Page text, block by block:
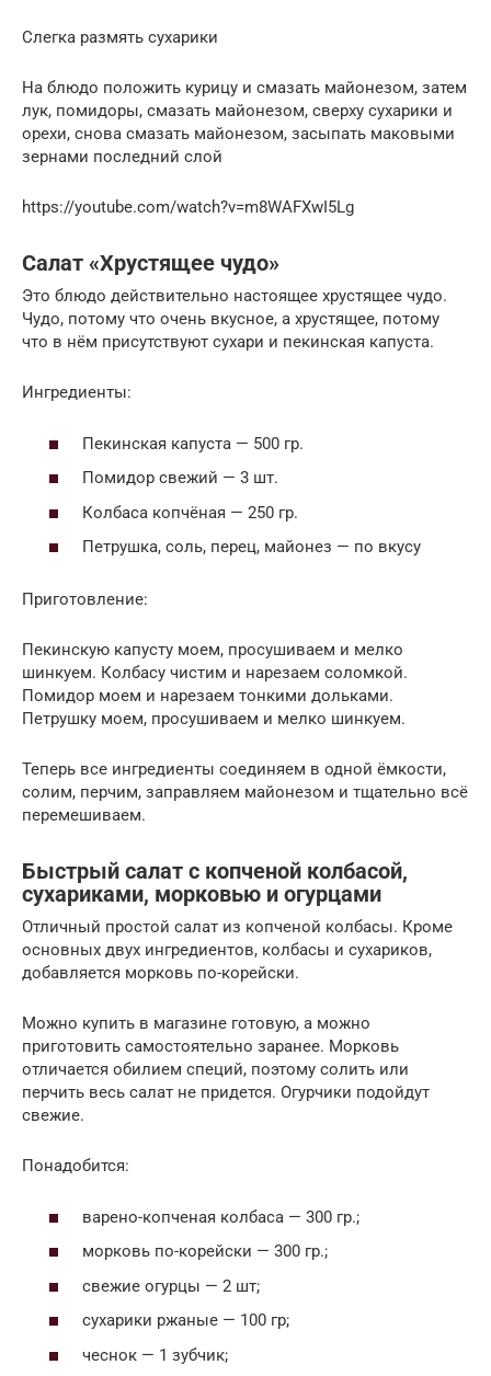
Слегка размять сухарики
На блюдо положить курицу и смазать майонезом, затем
лук, помидоры, смазать майонезом, сверху сухарики и
орехи, снова смазать майонезом, засыпать маковыми
зернами последний слой
https://youtube.com/watch?v=m8WAFXwI5Lg
Салат «Хрустящее чудо»
Это блюдо действительно настоящее хрустящее чудо.
Чудо, потому что очень вкусное, а хрустящее, потому
что в нём присутствуют сухари и пекинская капуста.
Ингредиенты:
Пекинская капуста — 500 гр.
Помидор свежий — 3 шт.
Колбаса копчёная — 250 гр.
Петрушка, соль, перец, майонез — по вкусу
Приготовление:
Пекинскую капусту моем, просушиваем и мелко
шинкуем. Колбасу чистим и нарезаем соломкой.
Помидор моем и нарезаем тонкими дольками.
Петрушку моем, просушиваем и мелко шинкуем.
Теперь все ингредиенты соединяем в одной ёмкости,
солим, перчим, заправляем майонезом и тщательно всё
перемешиваем.
Быстрый салат с копченой колбасой,
сухариками, морковью и огурцами
Отличный простой салат из копченой колбасы. Кроме
основных двух ингредиентов, колбасы и сухариков,
добавляется морковь по-корейски.
Можно купить в магазине готовую, а можно
приготовить самостоятельно заранее. Морковь
отличается обилием специй, поэтому солить или
перчить весь салат не придется. Огурчики подойдут
свежие.
Понадобится:
варено-копченая колбаса — 300 гр.;
морковь по-корейски — 300 гр.;
свежие огурцы — 2 шт;
сухарики ржаные — 100 гр;
чеснок — 1 зубчик;